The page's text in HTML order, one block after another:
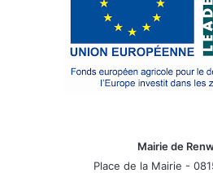
Mairie de
Place de la Mairie -